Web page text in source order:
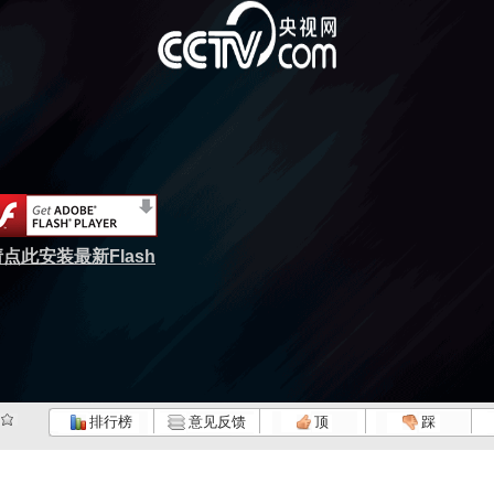
点此安装最新Flash
排行榜 意见反馈 顶 踩